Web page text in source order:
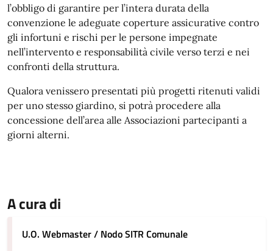
l’obbligo di garantire per l’intera durata della
convenzione le adeguate coperture assicurative contro
gli infortuni e rischi per le persone impegnate
nell’intervento e responsabilità civile verso terzi e nei
confronti della struttura.
Qualora venissero presentati più progetti ritenuti validi
per uno stesso giardino, si potrà procedere alla
concessione dell’area alle Associazioni partecipanti a
giorni alterni.
A cura di
U.O. Webmaster / Nodo SITR Comunale